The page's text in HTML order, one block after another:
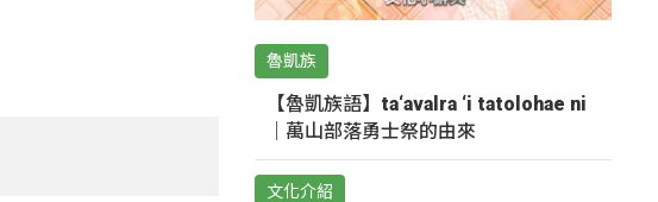
魯凱族
【魯凱族語】ta‘avalra ‘i tatolohae ni
｜萬山部落勇士祭的由來
文化介紹